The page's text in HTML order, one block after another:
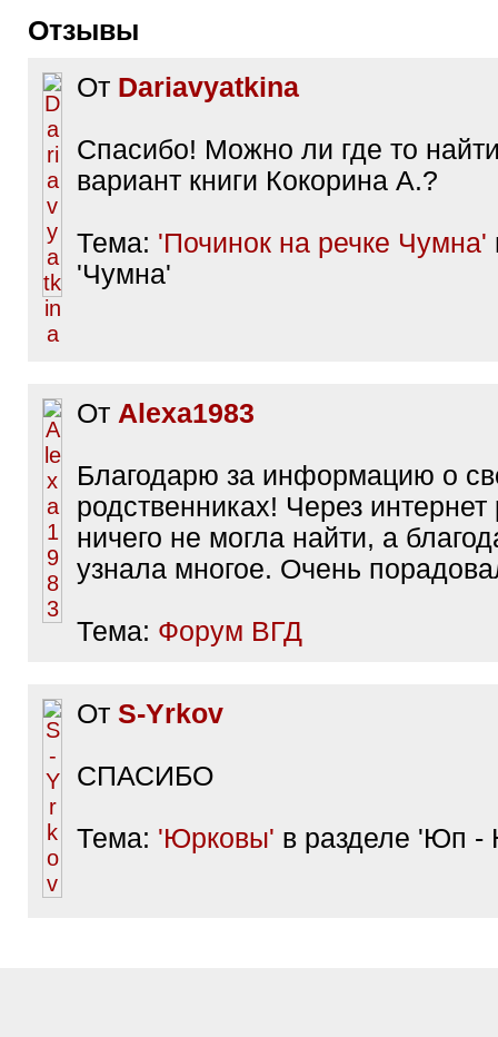
Отзывы
От Dariavyatkina
Спасибо! Можно ли где то
вариант книги Кокорина А.?
Тема: 'Починок на речке Чумна'
'Чумна'
От Alexa1983
Благодарю за информацию о
родственниках! Через
ничего не могла найти, а
узнала многое. Очень
Тема: Форум ВГД
От S-Yrkov
СПАСИБО
Тема: 'Юрковы' в разделе 'Юп -